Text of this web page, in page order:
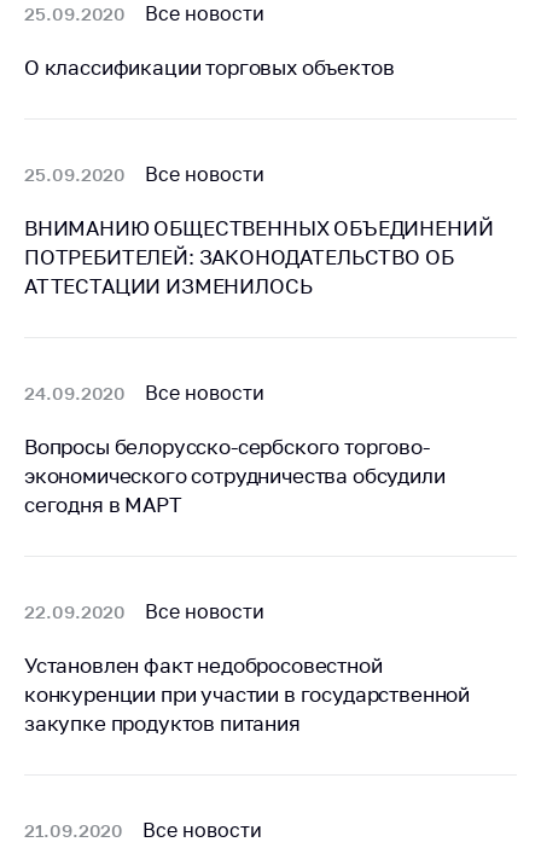
работы
Приемная
Пресс-служба
Вышестоящий
государственный
орган
цен
на лекарственные
средства, изделия
медицинского
Решение Комиссии
факта нарушения
(отсутствия)
нарушения
Предостережения и
25.09.2020 Все новости
О классификации торговых объектов
25.09.2020 Все новости
ВНИМАНИЮ ОБЩЕСТВЕННЫХ ОБЪЕДИНЕНИЙ
ПОТРЕБИТЕЛЕЙ: ЗАКОНОДАТЕЛЬСТВО ОБ
АТТЕСТАЦИИ ИЗМЕНИЛОСЬ
24.09.2020 Все новости
Вопросы белорусско-сербского торгово-
экономического сотрудничества обсудили
сегодня в МАРТ
22.09.2020 Все новости
Установлен факт недобросовестной
конкуренции при участии в государственной
закупке продуктов питания
21.09.2020 Все новости